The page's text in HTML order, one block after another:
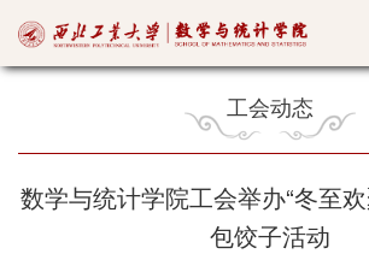
工会动态
数学与统计学院工会举办“冬至
包饺子活动